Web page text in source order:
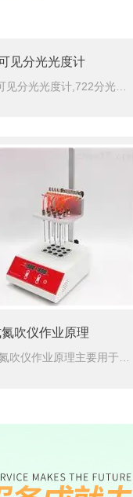
晶显示器显示图形、参
见分光光度计
吹仪作业原理
干式氮吹仪作业原理主要用于大批量样品的浓缩或制备，通过微电脑控制技术，利用高纯铝材料做为加热介质，达到控温更加准确，控温范围广。其工作原理是通过将氮气吹入加热样品的表面，使样品中的溶剂快速蒸发、分离，...